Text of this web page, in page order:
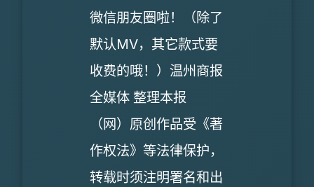
微信朋友圈啦！（除了
默认MV，其它款式要
收费的哦！）温州商报
全媒体 整理本报
（网）原创作品受《著
作权法》等法律保护，
转载时须注明署名和出